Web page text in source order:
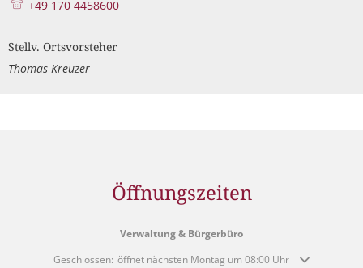
+49 170 4458600
Stellv. Ortsvorsteher
Thomas Kreuzer
Öffnungszeiten
Verwaltung & Bürgerbüro
Klicken, um weitere Öffnungs- oder Schließzeiten auszublenden
Geschlossen: öffnet nächsten Montag um 08:00 Uhr